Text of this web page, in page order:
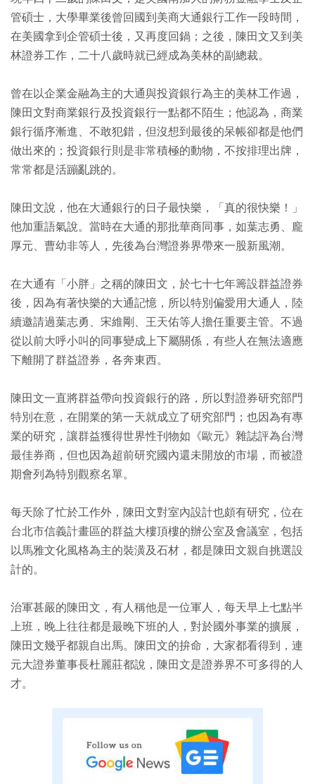
管碩士，大學畢業後曾回國到美商大通銀行工作一段時間，
在美國拿到企管碩士後，又再度回鍋；之後，陳田文又到美
林證券工作，二十八歲時就已經成為美林的副總裁。
曾在以企業金融為主的大通與投資銀行為主的美林工作過，
陳田文對商業銀行及投資銀行一點都不陌生；他認為，商業
銀行循序漸進、不敢犯錯，但沒想到最後的呆帳卻都是他們
做出來的；投資銀行則是非常積極的動物，不按排理出牌，
常常都是活蹦亂跳的。
陳田文說，他在大通銀行的日子最快樂，「真的很快樂！」
他加重語氣說。當時在大通的那批華商同事，如葉志勇、龐
厚元、曹幼非等人，先後為台灣證券界帶來一股新風潮。
在大通有「小胖」之稱的陳田文，於七十七年籌設群益證券
後，因為有著快樂的大通記憶，所以特別偏愛用大通人，陸
續邀請過葉志勇、宋維剛、王天佑等人擔任重要主管。不過
從以前大呼小叫的同事變成上下屬關係，有些人在無法適應
下離開了群益證券，各奔東西。
陳田文一直將群益帶向投資銀行的路，所以對證券研究部門
特別在意，在開業的第一天就成立了研究部門；也因為有專
業的研究，讓群益獲得世界性刊物如《歐元》雜誌評為台灣
最佳券商，但也因為超前研究國內還未開放的市場，而被證
期會列為特別觀察名單。
每天除了忙於工作外，陳田文對室內設計也頗有研究，位在
台北市信義計畫區的群益大樓頂樓的辦公室及會議室，包括
以馬雅文化風格為主的裝潢及石材，都是陳田文親自挑選設
計的。
治軍甚嚴的陳田文，有人稱他是一位軍人，每天早上七點半
上班，晚上往往都是最晚下班的人，對於國外事業的擴展，
陳田文幾乎都親自出馬。陳田文的拚命，大家都看得到，連
元大證券董事長杜麗莊都說，陳田文是證券界不可多得的人
才。